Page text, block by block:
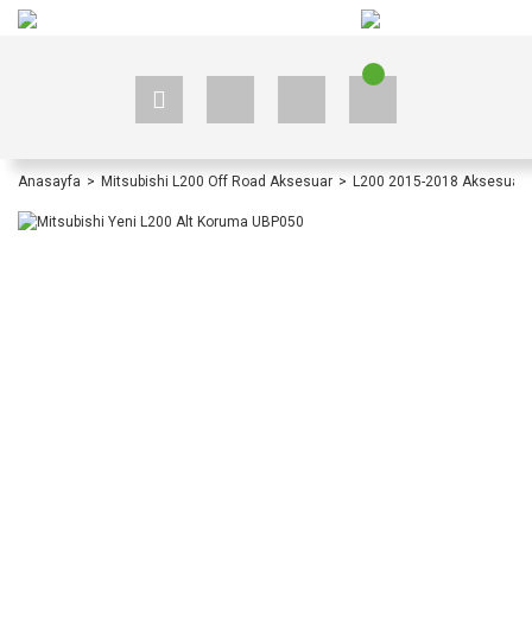
Anasayfa Mitsubishi L200 Off Road Aksesuar L200 2015-2018 Aksesuar